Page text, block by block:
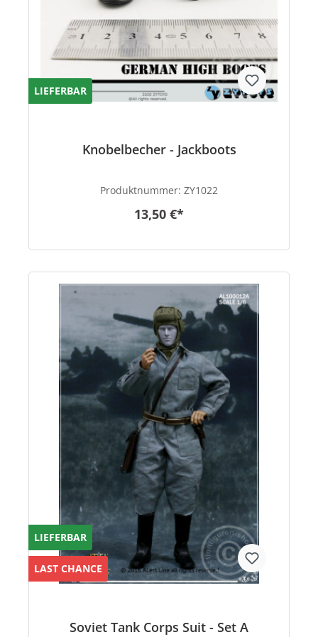
LIEFERBAR
Knobelbecher - Jackboots
Produktnummer: ZY1022
13,50 €*
LIEFERBAR
LAST CHANCE
Soviet Tank Corps Suit - Set A